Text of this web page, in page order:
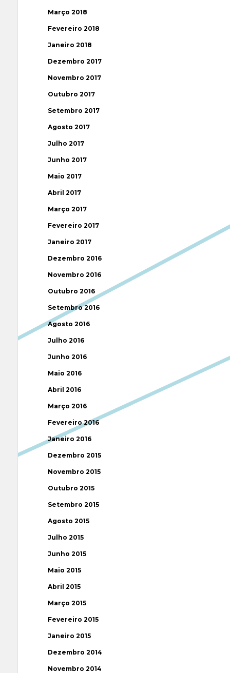
Março 2018
Fevereiro 2018
Janeiro 2018
Dezembro 2017
Novembro 2017
Outubro 2017
Setembro 2017
Agosto 2017
Julho 2017
Junho 2017
Maio 2017
Abril 2017
Março 2017
Fevereiro 2017
Janeiro 2017
Dezembro 2016
Novembro 2016
Outubro 2016
Setembro 2016
Agosto 2016
Julho 2016
Junho 2016
Maio 2016
Abril 2016
Março 2016
Fevereiro 2016
Janeiro 2016
Dezembro 2015
Novembro 2015
Outubro 2015
Setembro 2015
Agosto 2015
Julho 2015
Junho 2015
Maio 2015
Abril 2015
Março 2015
Fevereiro 2015
Janeiro 2015
Dezembro 2014
Novembro 2014